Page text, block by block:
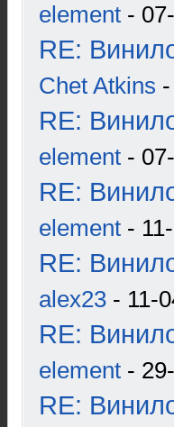
element -
RE:
Chet Atkins
RE:
element -
RE:
element -
RE:
alex23 - 11-
RE:
element -
RE: